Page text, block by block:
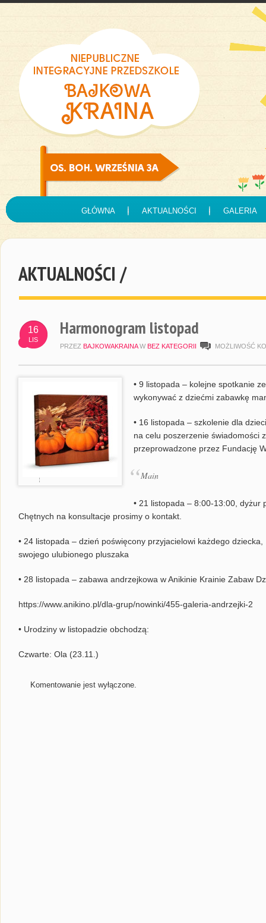
GŁÓWNA AKTUALNOŚCI GALERIA
AKTUALNOŚCI /
16
LIS
Harmonogram listopad
PRZEZ BAJKOWAKRAINA W BEZ KATEGORII MOŻLIWOŚĆ
• 9 listopada – kolejne spotkanie
wykonywać z dziećmi zabawkę
• 16 listopada – szkolenie dla
na celu poszerzenie świadomości
przeprowadzone przez Fundację
Main
• 21 listopada – 8:00-13:00, dyżur
Chętnych na konsultacje prosimy o kontakt.
• 24 listopada – dzień poświęcony przyjacielowi każdego
swojego ulubionego pluszaka
• 28 listopada – zabawa andrzejkowa w Anikinie Krainie Zabaw
https://www.anikino.pl/dla-grup/nowinki/455-galeria-andrzejki-2
• Urodziny w listopadzie obchodzą:
Czwarte: Ola (23.11.)
Komentowanie jest wyłączone.